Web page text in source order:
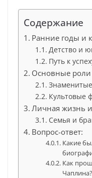
Содержание
Ранние годы и
Детство и
Путь к
Основные
Культовые
Личная жизнь
Семья и
Вопрос-ответ:
Какие
Как
Чаплина?